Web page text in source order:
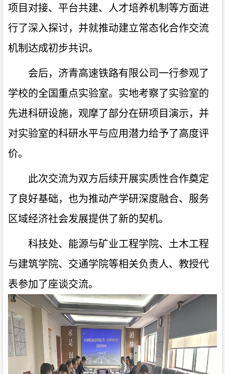
项目对接、平台共建、人才培养机制等方面进
行了深入探讨，并就推动建立常态化合作交流
机制达成初步共识。
会后，济青高速铁路有限公司一行参观了
学校的全国重点实验室。实地考察了实验室的
先进科研设施，观摩了部分在研项目演示，并
对实验室的科研水平与应用潜力给予了高度评
价。
此次交流为双方后续开展实质性合作奠定
了良好基础，也为推动产学研深度融合、服务
区域经济社会发展提供了新的契机。
科技处、能源与矿业工程学院、土木工程
与建筑学院、交通学院等相关负责人、教授代
表参加了座谈交流。